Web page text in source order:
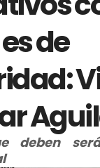
de
deben